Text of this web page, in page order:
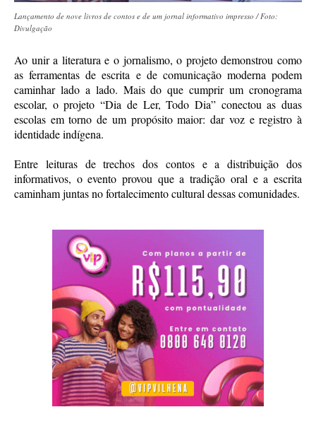
Lançamento de nove livros de contos e de um jornal informativo impresso / Foto:
Divulgação
Ao unir a literatura e o jornalismo, o projeto demonstrou como
as ferramentas de escrita e de comunicação moderna podem
caminhar lado a lado. Mais do que cumprir um cronograma
escolar, o projeto “Dia de Ler, Todo Dia” conectou as duas
escolas em torno de um propósito maior: dar voz e registro à
identidade indígena.
Entre leituras de trechos dos contos e a distribuição dos
informativos, o evento provou que a tradição oral e a escrita
caminham juntas no fortalecimento cultural dessas comunidades.